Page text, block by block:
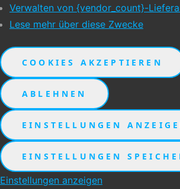
Verwalten von {vendor_count}-
Lese mehr über diese Zwecke
COOKIES AKZEPTIEREN
ABLEHNEN
EINSTELLUNGEN
EINSTELLUNGEN
Einstellungen anzeigen